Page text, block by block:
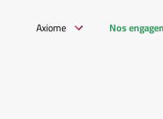
Axiome Nos